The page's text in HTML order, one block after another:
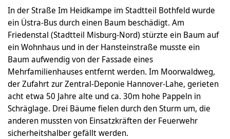
In der Straße Im Heidkampe im Stadtteil Bothfeld wurde
ein Üstra-Bus durch einen Baum beschädigt. Am
Friedenstal (Stadtteil Misburg-Nord) stürzte ein Baum auf
ein Wohnhaus und in der Hansteinstraße musste ein
Baum aufwendig von der Fassade eines
Mehrfamilienhauses entfernt werden. Im Moorwaldweg,
der Zufahrt zur Zentral-Deponie Hannover-Lahe, gerieten
acht etwa 50 Jahre alte und ca. 30m hohe Pappeln in
Schräglage. Drei Bäume fielen durch den Sturm um, die
anderen mussten von Einsatzkräften der Feuerwehr
sicherheitshalber gefällt werden.